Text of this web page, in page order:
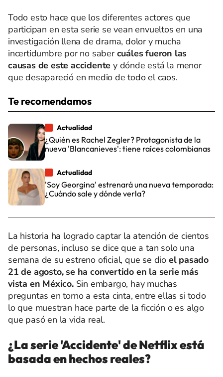
Todo esto hace que los diferentes actores que
participan en esta serie se vean envueltos en una
investigación llena de drama, dolor y mucha
incertidumbre por no sabercuáles fueron las
causas de este accidente y dónde está la menor
que desapareció en medio de todo el caos.
Te recomendamos
Actualidad
¿Quién es Rachel Zegler? Protagonista de la
nueva 'Blancanieves': tiene raíces colombianas
Actualidad
'Soy Georgina' estrenará una nueva temporada:
¿Cuándo sale y dónde verla?
La historia ha logrado captar la atención de cientos
de personas, incluso se dice que a tan solo una
semana de su estreno oficial, que se dio el pasado
21 de agosto, se ha convertido en la serie más
vista en México.Sin embargo, hay muchas
preguntas en torno a esta cinta, entre ellas si todo
lo que muestran hace parte de la ficción o es algo
que pasó en la vida real.
¿La serie 'Accidente' de Netflix está
basada en hechos reales?